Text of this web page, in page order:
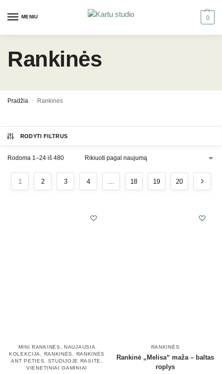
MENIU 0
Rankinės
Pradžia / Rankinės
RODYTI FILTRUS
Rodoma 1–24 iš 480
1 2 3 4 … 18 19 20
MINI RANKINĖS ,NAUJAUSIA
KOLEKCIJA
RANKINĖS
RANKINĖS
ANT PETIES
STUDIJOJE RASITE
VIENETINIAI GAMINIAI
RANKINĖS
Rankinė „Melisa“ maža – baltas
roplys